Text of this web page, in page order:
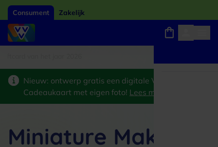
Consument Zakelijk
Nieuw: ontwerp gratis een digitale VVV
Cadeaukaart met eigen foto! Lees meer
Miniature Makes